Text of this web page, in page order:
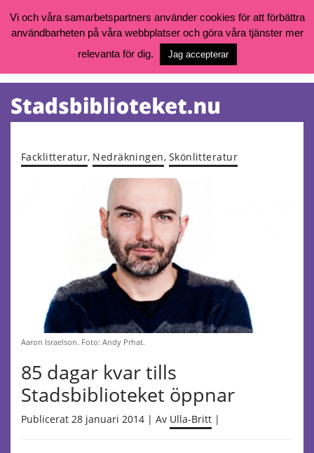
Vill du söka böcker, logga in på ditt bibliotekskonto eller nå övriga
goteborg.se/bibliotek
Öppettider, katalog och kontakt
Tjänster
Facklitteratur, Nedräkningen, Skönlitteratur
Aaron Israelson. Foto: Andy Prhat.
85 dagar kvar tills
Stadsbiblioteket öppnar
Publicerat 28 januari 2014 | Av Ulla-Britt |
Vi och våra samarbetspartners använder cookies för att förbättra
användbarheten på våra webbplatser och göra våra tjänster mer
relevanta för dig.
Jag accepterar